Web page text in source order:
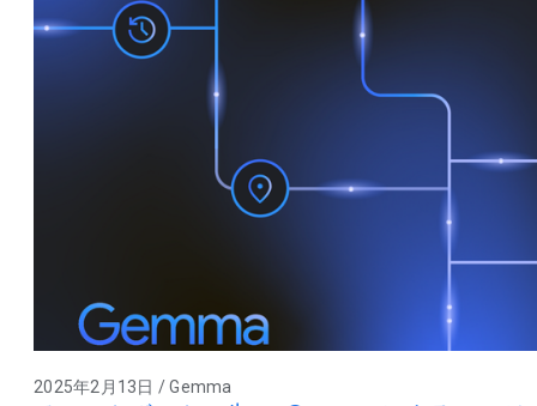
2025年2月13日 / Gemma